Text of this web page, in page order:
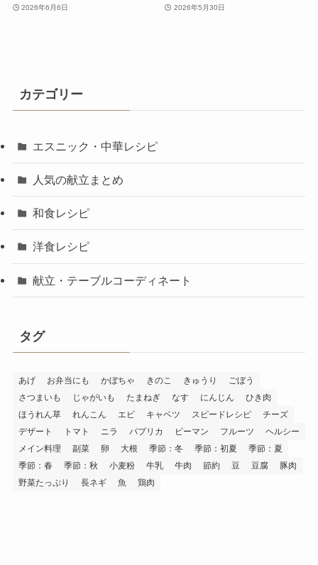
2026年6月6日 2026年5月30日
カテゴリー
エスニック・中華レシピ
人気の献立まとめ
和食レシピ
洋食レシピ
献立・テーブルコーディネート
タグ
あげ お弁当にも かぼちゃ きのこ きゅうり
ごぼう
さつまいも
じゃがいも たまねぎ なす にんじん
ひき肉
ほうれん草
れんこん エビ キャベツ スピードレシピ
チーズ
デザート
トマト ニラ パプリカ ピーマン フルーツ
ヘルシー
メイン料理
副菜 卵 大根 季節：冬 季節：初夏
季節：夏
季節：春
季節：秋 小麦粉 牛乳 牛肉 節約 豆 豆腐
豚肉
野菜たっぷり
長ネギ 魚 鶏肉